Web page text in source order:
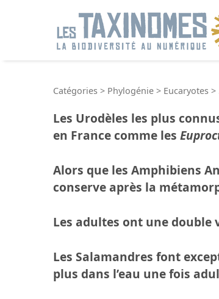
Catégories > Phylogénie > Eucaryotes >
Les Urodèles les plus
en France comme les
Alors que les Amphibiens
conserve après la
Les adultes ont une
Les Salamandres font
plus dans l’eau une fois